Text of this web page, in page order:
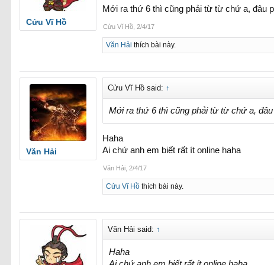
Cửu Vĩ Hồ
Mới ra thứ 6 thì cũng phải từ từ chứ a, đâu
Cửu Vĩ Hồ 2/4/17
Văn Hải thích bài này.
Văn Hải
Cửu Vĩ Hồ said: ↑
Mới ra thứ 6 thì cũng phải từ từ chứ a,
Haha
Ai chứ anh em biết rất ít online haha
Văn Hải 2/4/17
Cửu Vĩ Hồ thích bài này.
Văn Hải said: ↑
Haha